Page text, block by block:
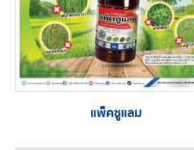
แพ็คซูแลม